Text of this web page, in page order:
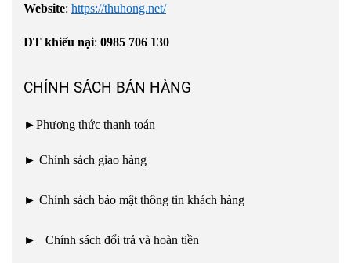
Website: https://thuhong.net/
ĐT khiếu nại: 0985 706 130
CHÍNH SÁCH BÁN HÀNG
►Phương thức thanh toán
► Chính sách giao hàng
► Chính sách bảo mật thông tin khách hàng
► Chính sách đổi trả và hoàn tiền